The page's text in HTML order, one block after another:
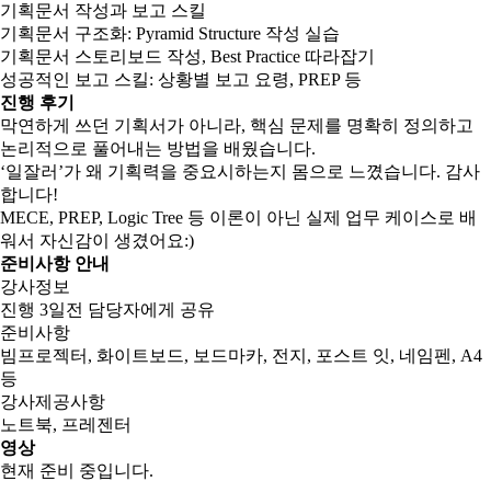
기획문서 작성과 보고 스킬
기획문서 구조화: Pyramid Structure 작성 실습
기획문서 스토리보드 작성, Best Practice 따라잡기
성공적인 보고 스킬: 상황별 보고 요령, PREP 등
진행 후기
막연하게 쓰던 기획서가 아니라, 핵심 문제를 명확히 정의하고
논리적으로 풀어내는 방법을 배웠습니다.
‘일잘러’가 왜 기획력을 중요시하는지 몸으로 느꼈습니다. 감사
합니다!
MECE, PREP, Logic Tree 등 이론이 아닌 실제 업무 케이스로 배
워서 자신감이 생겼어요:)
준비사항 안내
강사정보
진행 3일전 담당자에게 공유
준비사항
빔프로젝터, 화이트보드, 보드마카, 전지, 포스트 잇, 네임펜, A4
등
강사제공사항
노트북, 프레젠터
영상
현재 준비 중입니다.